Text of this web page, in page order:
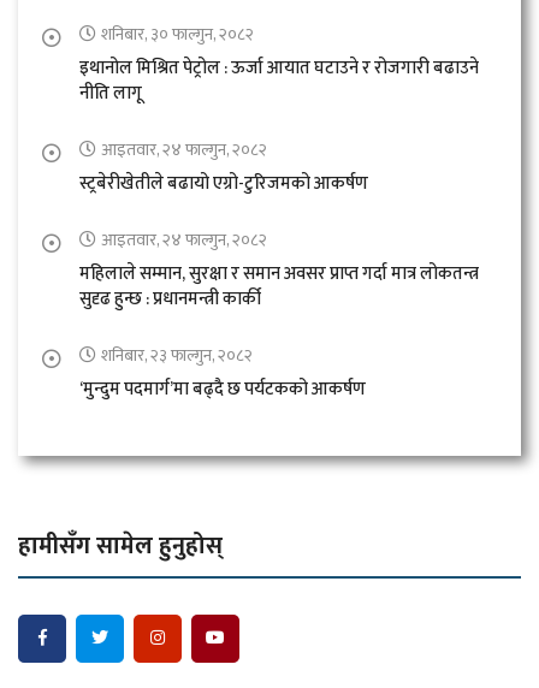
शनिबार, ३० फाल्गुन, २०८२
इथानोल मिश्रित पेट्रोल : ऊर्जा आयात घटाउने र रोजगारी बढाउने
नीति लागू
आइतवार, २४ फाल्गुन, २०८२
स्ट्रबेरीखेतीले बढायो एग्रो-टुरिजमको आकर्षण
आइतवार, २४ फाल्गुन, २०८२
महिलाले सम्मान, सुरक्षा र समान अवसर प्राप्त गर्दा मात्र लोकतन्त्र
सुदृढ हुन्छ : प्रधानमन्त्री कार्की
शनिबार, २३ फाल्गुन, २०८२
‘मुन्दुम पदमार्ग’मा बढ्दै छ पर्यटकको आकर्षण
हामीसँग सामेल हुनुहोस्